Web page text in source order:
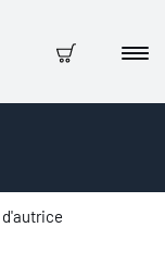
Panier